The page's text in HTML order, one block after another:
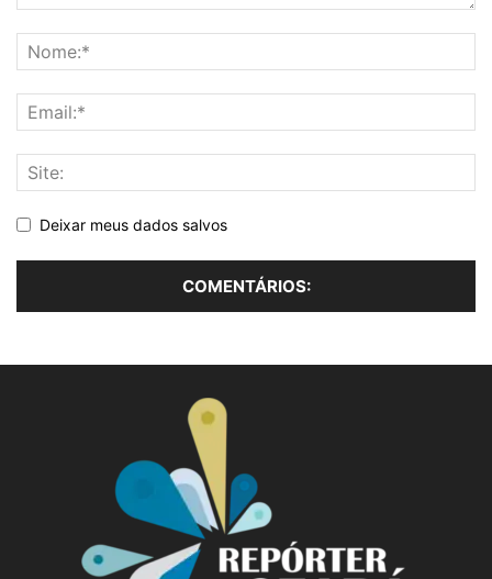
Deixar meus dados salvos